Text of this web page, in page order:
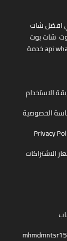
افضل شات
شات بوت
apiخدمة
الاستخدام
الخصوصية
Privacy
الاشتراكات